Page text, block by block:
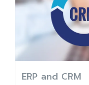
ERP and CRM